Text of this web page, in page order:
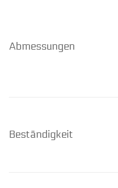
Abmessungen
Beständigkeit